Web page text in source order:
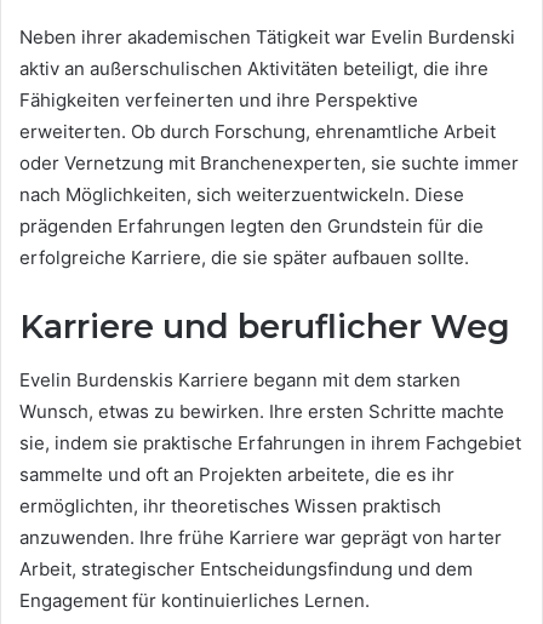
Neben ihrer akademischen Tätigkeit war Evelin Burdenski
aktiv an außerschulischen Aktivitäten beteiligt, die ihre
Fähigkeiten verfeinerten und ihre Perspektive
erweiterten. Ob durch Forschung, ehrenamtliche Arbeit
oder Vernetzung mit Branchenexperten, sie suchte immer
nach Möglichkeiten, sich weiterzuentwickeln. Diese
prägenden Erfahrungen legten den Grundstein für die
erfolgreiche Karriere, die sie später aufbauen sollte.
Karriere und beruflicher Weg
Evelin Burdenskis Karriere begann mit dem starken
Wunsch, etwas zu bewirken. Ihre ersten Schritte machte
sie, indem sie praktische Erfahrungen in ihrem Fachgebiet
sammelte und oft an Projekten arbeitete, die es ihr
ermöglichten, ihr theoretisches Wissen praktisch
anzuwenden. Ihre frühe Karriere war geprägt von harter
Arbeit, strategischer Entscheidungsfindung und dem
Engagement für kontinuierliches Lernen.